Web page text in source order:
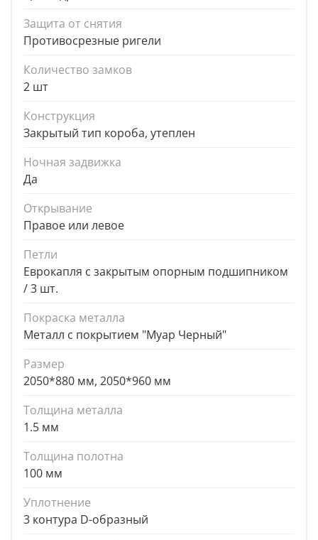
Защита от снятия
Противосрезные ригели
Количество замков
2 шт
Конструкция
Закрытый тип короба, утеплен
Ночная задвижка
Да
Открывание
Правое или левое
Петли
Еврокапля с закрытым опорным подшипником
/ 3 шт.
Покраска металла
Металл с покрытием "Муар Черный"
Размер
2050*880 мм, 2050*960 мм
Толщина металла
1.5 мм
Толщина полотна
100 мм
Уплотнение
3 контура D-образный